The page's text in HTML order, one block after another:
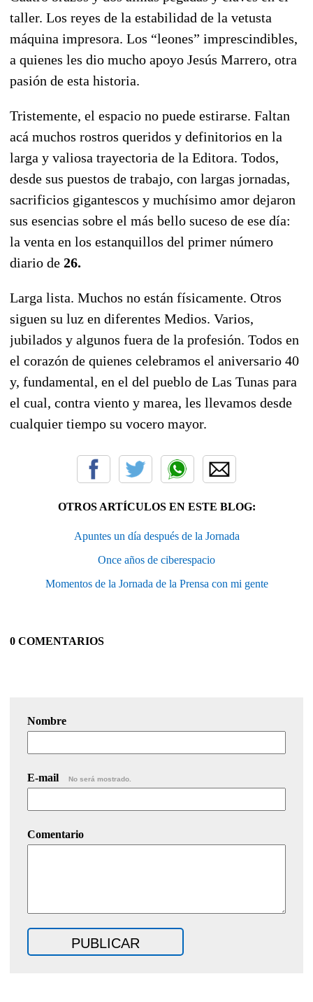
taller. Los reyes de la estabilidad de la vetusta
máquina impresora. Los “leones” imprescindibles,
a quienes les dio mucho apoyo Jesús Marrero, otra
pasión de esta historia.
Tristemente, el espacio no puede estirarse. Faltan
acá muchos rostros queridos y definitorios en la
larga y valiosa trayectoria de la Editora. Todos,
desde sus puestos de trabajo, con largas jornadas,
sacrificios gigantescos y muchísimo amor dejaron
sus esencias sobre el más bello suceso de ese día:
la venta en los estanquillos del primer número
diario de 26.
Larga lista. Muchos no están físicamente. Otros
siguen su luz en diferentes Medios. Varios,
jubilados y algunos fuera de la profesión. Todos en
el corazón de quienes celebramos el aniversario 40
y, fundamental, en el del pueblo de Las Tunas para
el cual, contra viento y marea, les llevamos desde
cualquier tiempo su vocero mayor.
OTROS ARTÍCULOS EN ESTE BLOG:
Apuntes un día después de la Jornada
Once años de ciberespacio
Momentos de la Jornada de la Prensa con mi gente
0 COMENTARIOS
Nombre
E-mail No será mostrado.
Comentario